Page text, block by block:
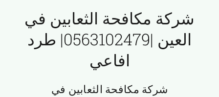
دبي
شركة مكافحة الثعابين في
العين |0563102479| طرد
افاعي
شركة مكافحة الثعابين في